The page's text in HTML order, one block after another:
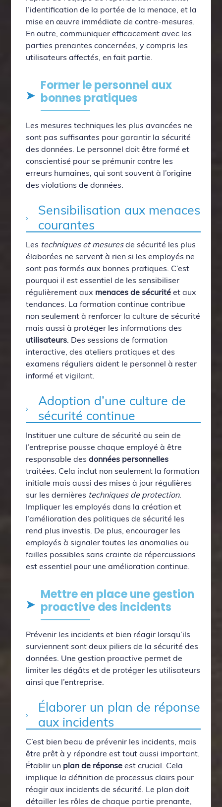
l’identification de la portée de la menace, et la
mise en œuvre immédiate de contre-mesures.
En outre, communiquer efficacement avec les
parties prenantes concernées, y compris les
utilisateurs affectés, en fait partie.
Former le personnel aux
bonnes pratiques
Les mesures techniques les plus avancées ne
sont pas suffisantes pour garantir la sécurité
des données. Le personnel doit être formé et
conscientisé pour se prémunir contre les
erreurs humaines, qui sont souvent à l’origine
des violations de données.
Sensibilisation aux menaces
courantes
Les techniques et mesuresde sécurité les plus
élaborées ne servent à rien si les employés ne
sont pas formés aux bonnes pratiques. C’est
pourquoi il est essentiel de les sensibiliser
régulièrement aux menaces de sécurité et aux
tendances. La formation continue contribue
non seulement à renforcer la culture de sécurité
mais aussi à protéger les informations des
utilisateurs. Des sessions de formation
interactive, des ateliers pratiques et des
examens réguliers aident le personnel à rester
informé et vigilant.
Adoption d’une culture de
sécurité continue
Instituer une culture de sécurité au sein de
l’entreprise pousse chaque employé à être
responsable desdonnées personnelles
traitées. Cela inclut non seulement la formation
initiale mais aussi des mises à jour régulières
sur les dernières techniques de protection.
Impliquer les employés dans la création et
l’amélioration des politiques de sécurité les
rend plus investis. De plus, encourager les
employés à signaler toutes les anomalies ou
failles possibles sans crainte de répercussions
est essentiel pour une amélioration continue.
Mettre en place une gestion
proactive des incidents
Prévenir les incidents et bien réagir lorsqu’ils
surviennent sont deux piliers de la sécurité des
données. Une gestion proactive permet de
limiter les dégâts et de protéger les utilisateurs
ainsi que l’entreprise.
Élaborer un plan de réponse
aux incidents
C’est bien beau de prévenir les incidents, mais
être prêt à y répondre est tout aussi important.
Établir un plan de réponse est crucial. Cela
implique la définition de processus clairs pour
réagir aux incidents de sécurité. Le plan doit
détailler les rôles de chaque partie prenante,